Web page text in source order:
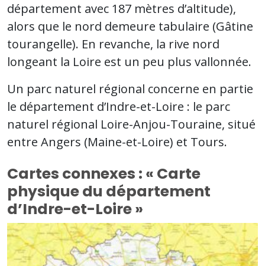
département avec 187 mètres d’altitude),
alors que le nord demeure tabulaire (Gâtine
tourangelle). En revanche, la rive nord
longeant la Loire est un peu plus vallonnée.
Un parc naturel régional concerne en partie
le département d’Indre-et-Loire : le parc
naturel régional Loire-Anjou-Touraine, situé
entre Angers (Maine-et-Loire) et Tours.
Cartes connexes : « Carte
physique du département
d’Indre-et-Loire »